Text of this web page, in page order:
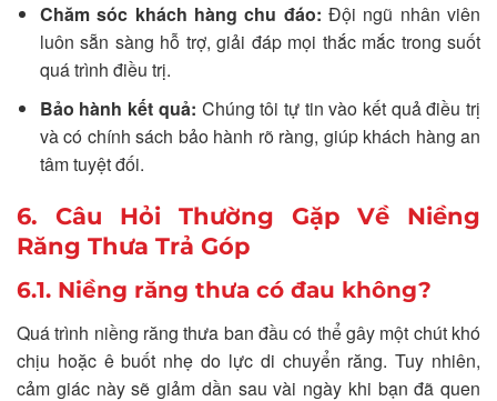
Chăm sóc khách hàng chu đáo: Đội ngũ nhân viên
luôn sẵn sàng hỗ trợ, giải đáp mọi thắc mắc trong suốt
quá trình điều trị.
Bảo hành kết quả: Chúng tôi tự tin vào kết quả điều trị
và có chính sách bảo hành rõ ràng, giúp khách hàng an
tâm tuyệt đối.
6. Câu Hỏi Thường Gặp Về Niềng
Răng Thưa Trả Góp
6.1. Niềng răng thưa có đau không?
Quá trình niềng răng thưa ban đầu có thể gây một chút khó
chịu hoặc ê buốt nhẹ do lực di chuyển răng. Tuy nhiên,
cảm giác này sẽ giảm dần sau vài ngày khi bạn đã quen